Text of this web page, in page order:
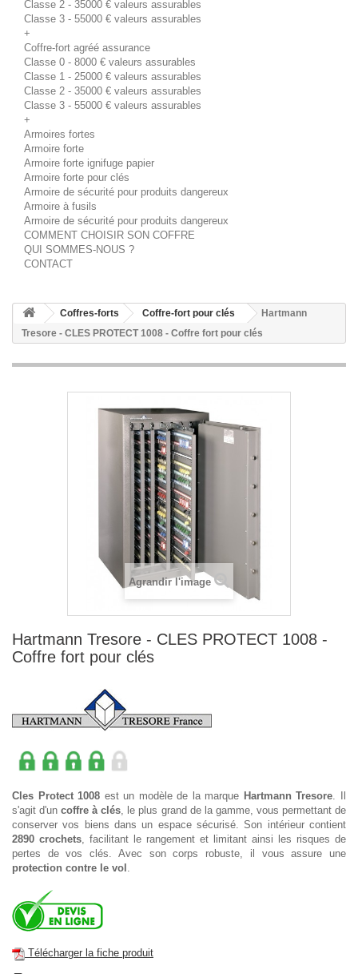
Classe 2 - 35000 € valeurs assurables
Classe 3 - 55000 € valeurs assurables
+
Coffre-fort agréé assurance
Classe 0 - 8000 € valeurs assurables
Classe 1 - 25000 € valeurs assurables
Classe 2 - 35000 € valeurs assurables
Classe 3 - 55000 € valeurs assurables
+
Armoires fortes
Armoire forte
Armoire forte ignifuge papier
Armoire forte pour clés
Armoire de sécurité pour produits dangereux
Armoire à fusils
Armoire de sécurité pour produits dangereux
COMMENT CHOISIR SON COFFRE
QUI SOMMES-NOUS ?
CONTACT
Coffres-forts Coffre-fort pour clés
Hartmann
Tresore - CLES PROTECT 1008 - Coffre fort pour clés
Agrandir l'image
Hartmann Tresore - CLES PROTECT 1008 -
Coffre fort pour clés
Cles Protect 1008 est un modèle de la marque Hartmann Tresore. Il
s'agit d'uncoffre à clés, le plus grand de la gamme, vous permettant de
conserver vos biens dans un espace sécurisé. Son intérieur contient
2890 crochets, facilitant le rangement et limitant ainsi les risques de
pertes de vos clés. Avec son corps robuste, il vous assure une
protection contre le vol .
Télécharger la fiche produit